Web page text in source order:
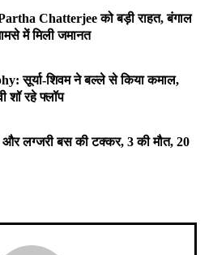
Chatterjee को बड़ी राहत, बंगाल
में मिली जमानत
सूर्या-शिवम ने बल्ले से किया कमाल,
शॉ रहे फ्लॉप
लग्जरी बस की टक्कर, 3 की मौत, 20